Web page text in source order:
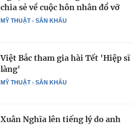
MỸ THUẬT - SÂN KHẤU
chia sẻ về cuộc hôn nhân đổ vỡ
MỸ THUẬT - SÂN KHẤU
Việt Bắc tham gia hài Tết 'Hiệp sĩ
làng'
Xuân Nghĩa lên tiếng lý do anh